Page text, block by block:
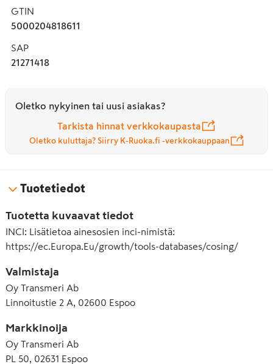
GTIN
5000204818611
SAP
21271418
Oletko nykyinen tai uusi asiakas?
Tarkista hinnat verkkokaupasta
Oletko kuluttaja? Siirry K-Ruoka.fi -verkkokauppaan
Tuotetiedot
Tuotetta kuvaavat tiedot
INCI: Lisätietoa ainesosien inci-nimistä:
https://ec.Europa.Eu/growth/tools-databases/cosing/
Valmistaja
Oy Transmeri Ab
Linnoitustie 2 A, 02600 Espoo
Markkinoija
Oy Transmeri Ab
PL 50, 02631 Espoo